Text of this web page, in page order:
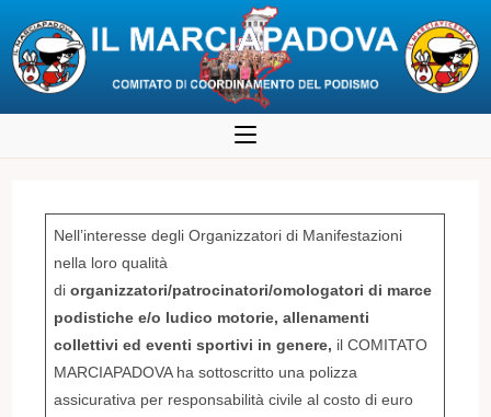
al
Nell’interesse degli Organizzatori di Manifestazioni
nella loro qualità
diorganizzatori/patrocinatori/omologatori di marce
podistiche e/o ludico motorie, allenamenti
collettivi ed eventi sportivi in genere, il COMITATO
MARCIAPADOVA ha sottoscritto una polizza
assicurativa per responsabilità civile al costo di euro